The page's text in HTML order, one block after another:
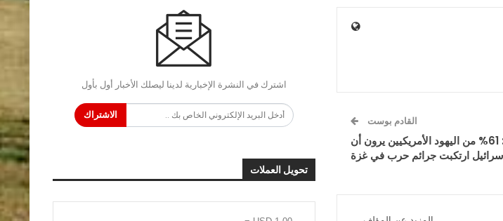
القادم بوست
واشنطن بوست: 61% من اليهود الأمريكيين يرون أن
ارتكبت جرائم حرب في غزة
اشترك في النشرة الإخبارية لدينا ليصلك الأخبار أول بأول
الاشتراك
تحويل العملات